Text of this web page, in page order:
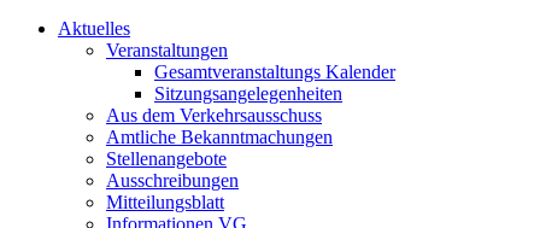
Aktuelles
Veranstaltungen
Gesamtveranstaltungs Kalender
Sitzungsangelegenheiten
Aus dem Verkehrsausschuss
Amtliche Bekanntmachungen
Stellenangebote
Ausschreibungen
Mitteilungsblatt
Informationen VG